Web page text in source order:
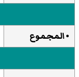
• المجموع